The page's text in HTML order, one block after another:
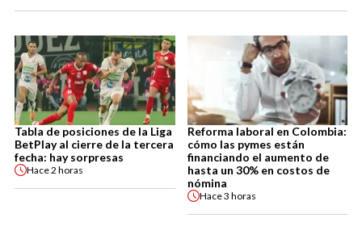
Tabla de posiciones de la Liga
BetPlay al cierre de la tercera
fecha: hay sorpresas
Hace2 horas
Reforma laboral en Colombia:
cómo las pymes están
financiando el aumento de
hasta un 30% en costos de
nómina
Hace3 horas